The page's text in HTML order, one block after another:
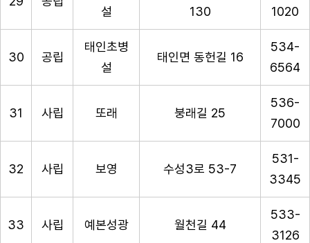
설
130
1020
30 공립
태인초병
설
태인면 동헌길 16
534-
6564
31 사립 또래 붕래길 25
536-
7000
32 사립 보영 수성3로 53-7
531-
3345
33 사립 예본성광 월천길 44
533-
3126